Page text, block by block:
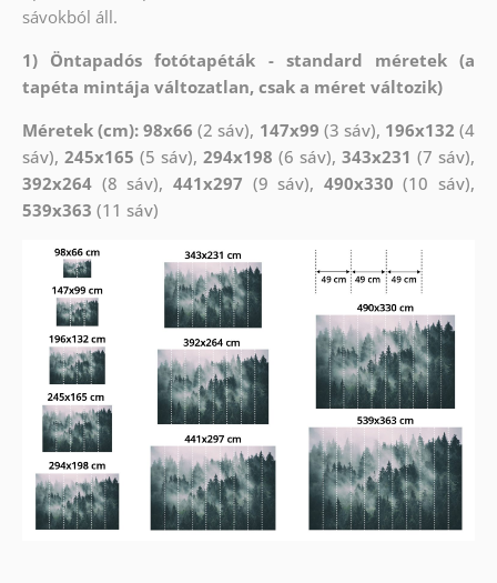
sávokból áll.
1) Öntapadós fotótapéták - standard méretek (a
tapéta mintája változatlan, csak a méret változik)
Méretek (cm): 98x66 (2 sáv), 147x99 (3 sáv), 196x132 (4
sáv), 245x165 (5 sáv),294x198 (6 sáv),343x231 (7 sáv),
392x264(8 sáv), 441x297 (9 sáv), 490x330 (10 sáv),
539x363 (11 sáv)